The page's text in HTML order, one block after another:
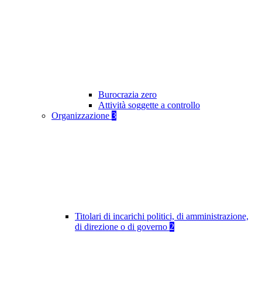
Burocrazia zero
Attività soggette a controllo
Organizzazione 3
Titolari di incarichi politici, di amministrazione,
di direzione o di governo 2